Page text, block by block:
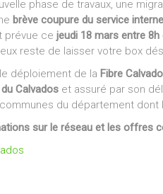
phase de travaux, une
brève coupure du service
prévue ce jeudi 18 mars entre
reste de laisser votre box
déploiement de la Fibre
Calvados et assuré par son
du département dont
sur le réseau et les offres